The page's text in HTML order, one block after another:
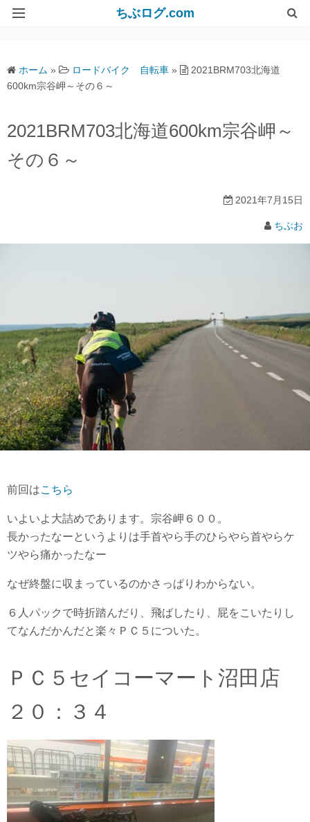
ちぶログ.com
ホーム » ロードバイク 自転車 »
2021BRM703北海道
600km宗谷岬～その６～
2021BRM703北海道600km宗谷岬～
その６～
2021年7月15日
ちぶお
前回はこちら
いよいよ大詰めであります。宗谷岬６００。
長かったなーというよりは手首やら手のひらやら首やらケ
ツやら痛かったなー
なぜ終盤に収まっているのかさっぱりわからない。
６人パックで時折踏んだり、飛ばしたり、屁をこいたりし
てなんだかんだと楽々ＰＣ５についた。
ＰＣ５セイコーマート沼田店
２０：３４